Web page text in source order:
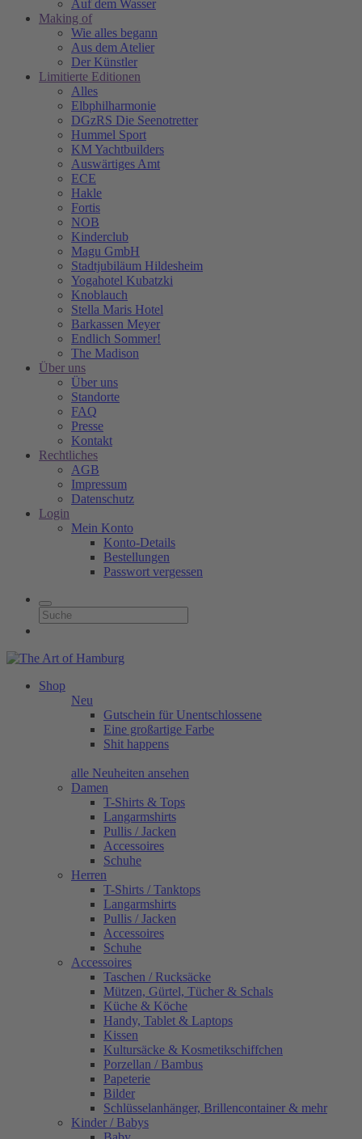
Auf dem Wasser
Making of
Wie alles begann
Aus dem Atelier
Der Künstler
Limitierte Editionen
Alles
Elbphilharmonie
DGzRS Die Seenotretter
Hummel Sport
KM Yachtbuilders
Auswärtiges Amt
ECE
Hakle
Fortis
NOB
Kinderclub
Magu GmbH
Stadtjubiläum Hildesheim
Yogahotel Kubatzki
Knoblauch
Stella Maris Hotel
Barkassen Meyer
Endlich Sommer!
The Madison
Über uns
Über uns
Standorte
FAQ
Presse
Kontakt
Rechtliches
AGB
Impressum
Datenschutz
Login
Mein Konto
Konto-Details
Bestellungen
Passwort vergessen
Shop
Neu
Gutschein für Unentschlossene
Eine großartige Farbe
Shit happens
alle Neuheiten ansehen
Damen
T-Shirts & Tops
Langarmshirts
Pullis / Jacken
Accessoires
Schuhe
Herren
T-Shirts / Tanktops
Langarmshirts
Pullis / Jacken
Accessoires
Schuhe
Accessoires
Taschen / Rucksäcke
Mützen, Gürtel, Tücher & Schals
Küche & Köche
Handy, Tablet & Laptops
Kissen
Kultursäcke & Kosmetikschiffchen
Porzellan / Bambus
Papeterie
Bilder
Schlüsselanhänger, Brillencontainer & mehr
Kinder / Babys